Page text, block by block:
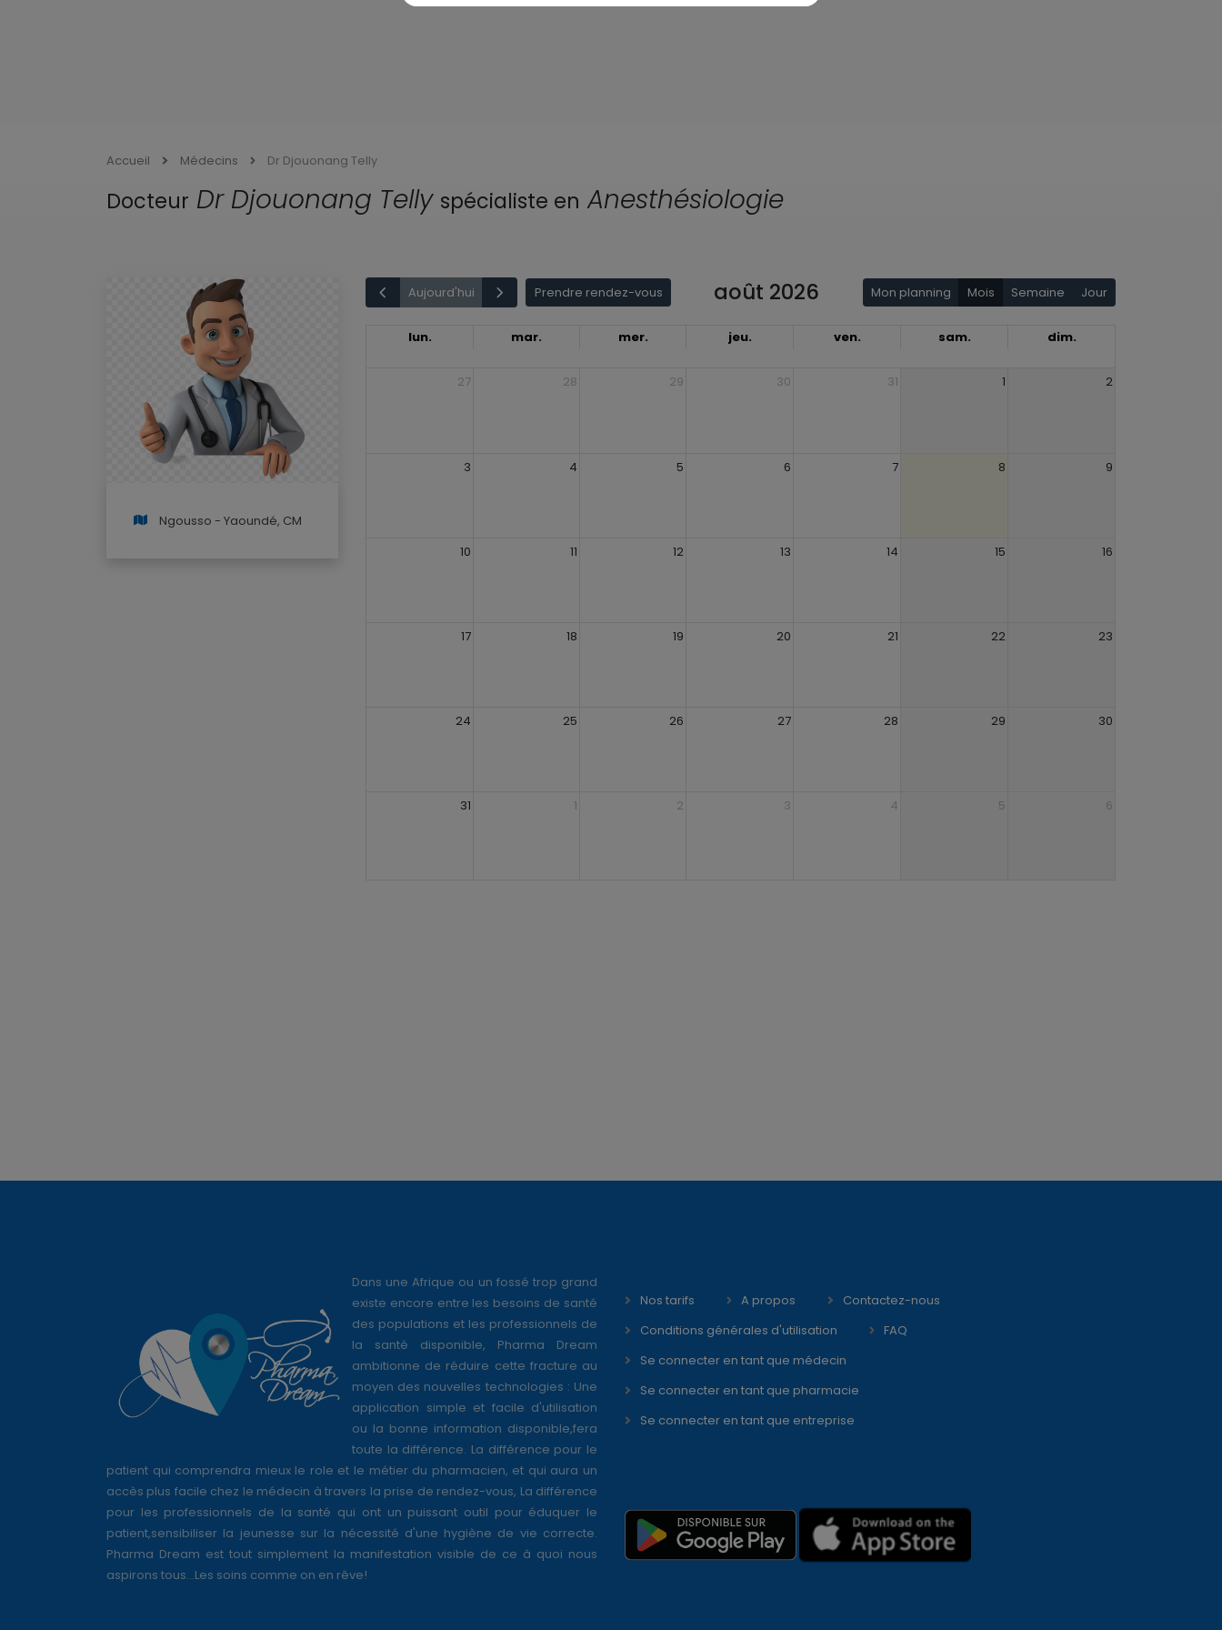
Accueil Médecins Dr Djouonang Telly
Docteur Dr Djouonang Telly spécialiste en Anesthésiologie
Ngousso - Yaoundé, CM
Aujourd'hui Prendre rendez-vous août 2026 Mon planning Mois Semaine Jour
lun. mar. mer. jeu. ven. sam. dim.
27 28 29 30 31 1 2
3 4 5 6 7 8 9
10 11 12 13 14 15 16
17 18 19 20 21 22 23
24 25 26 27 28 29 30
31 1 2 3 4 5 6
Dans une Afrique ou un fossé trop grand
existe encore entre les besoins de santé
des populations et les professionnels de
la santé disponible, Pharma Dream
ambitionne de réduire cette fracture au
moyen des nouvelles technologies : Une
application simple et facile d'utilisation
ou la bonne information disponible,fera
toute la différence. La différence pour le
patient qui comprendra mieux le role et le métier du pharmacien, et qui aura un
accès plus facile chez le médecin à travers la prise de rendez-vous, La différence
pour les professionnels de la santé qui ont un puissant outil pour éduquer le
patient,sensibiliser la jeunesse sur la nécessité d'une hygiène de vie correcte.
Pharma Dream est tout simplement la manifestation visible de ce à quoi nous
aspirons tous...Les soins comme on en rêve!
Nos tarifs A propos
Contactez-nous
Conditions générales d'utilisation
FAQ
Se connecter en tant que médecin
Se connecter en tant que pharmacie
Se connecter en tant que entreprise